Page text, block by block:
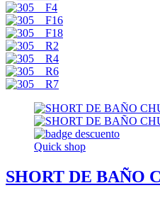
Quick shop
SHORT DE BAÑO